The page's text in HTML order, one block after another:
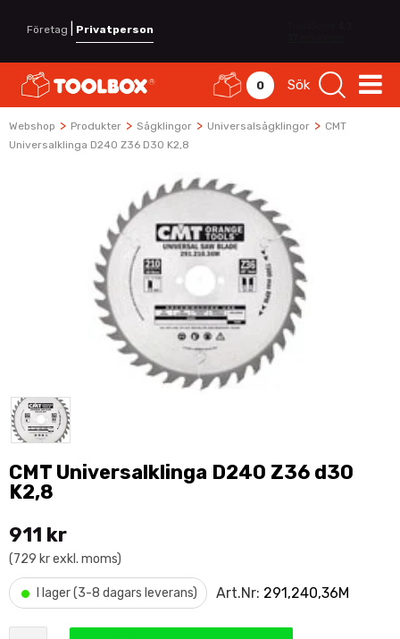
Företag Privatperson
0 Sök
Webshop > Produkter > Sågklingor > Universalsågklingor > CMT
Universalklinga D240 Z36 D30 K2,8
CMT Universalklinga D240 Z36 d30
K2,8
911 kr
(729 kr exkl. moms)
• I lager (3-8 dagars leverans) Art.Nr: 291,240,36M